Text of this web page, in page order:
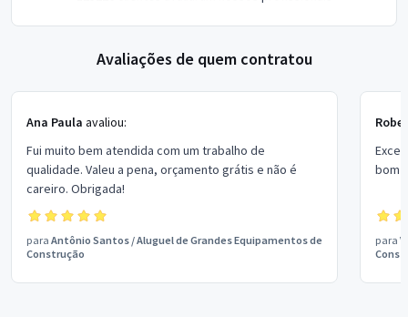
Avaliações de quem contratou
Ana Paula avaliou:
Fui muito bem atendida com um trabalho de
qualidade. Valeu a pena, orçamento grátis e não é
careiro. Obrigada!
para Antônio Santos /Aluguel de Grandes Equipamentos de
Construção
bom
para